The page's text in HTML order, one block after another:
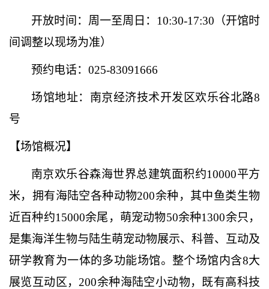
开放时间： 周一至周日：10:30-17:30（开馆时
间调整以现场为准）
预约电话： 025-83091666
场馆地址：南京经济技术开发区欢乐谷北路8
号
【场馆概况】
南京欢乐谷森海世界总建筑面积约10000平方
米，拥有海陆空各种动物200余种，其中鱼类生物
近百种约15000余尾，萌宠动物50余种1300余只，
是集海洋生物与陆生萌宠动物展示、科普、互动及
研学教育为一体的多功能场馆。整个场馆内含8大
展览互动区，200余种海陆空小动物，既有高科技